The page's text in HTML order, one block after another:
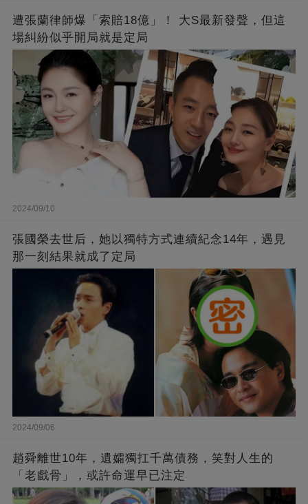
遭張蘭律師爆「索賠18億」！ 大S最新發聲，但這
場糾紛似乎開局就是定局
2024/09/10
張國榮去世后，她以獨特方式連續紀念14年，遇見
那一刻結果就成了定局
2024/09/06
趙舜離世10年，遺孀獨扛千萬債務，笑對人生的
「老戲骨」，或許命運早已注定